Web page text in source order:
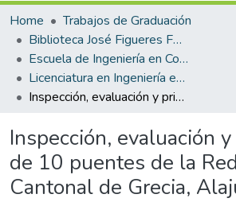
Home
Trabajos de Graduación
Biblioteca José Figueres Ferrer
Escuela de Ingeniería en Construcción
Licenciatura en Ingeniería en Construcción
Inspección, evaluación y priorización de 10 puentes de la Red Vial Cantonal de Grecia, Alajuela
Inspección, evaluación
de 10 puentes de la
Cantonal de Grecia,